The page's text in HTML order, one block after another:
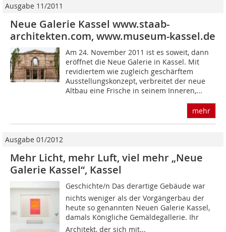
Ausgabe 11/2011
Neue Galerie Kassel www.staab-
architekten.com, www.museum-kassel.de
Am 24. November 2011 ist es soweit, dann
eröffnet die Neue Galerie in Kassel. Mit
revidiertem wie zugleich geschärftem
Ausstellungskonzept, verbreitet der neue
Altbau eine Frische in seinem Inneren,...
mehr
Ausgabe 01/2012
Mehr Licht, mehr Luft, viel mehr „Neue
Galerie Kassel“, Kassel
Geschichte/n Das derartige Gebäude war
nichts weniger als der Vorgängerbau der
heute so genannten Neuen Galerie Kassel,
damals Königliche Gemäldegallerie. Ihr
Architekt, der sich mit...